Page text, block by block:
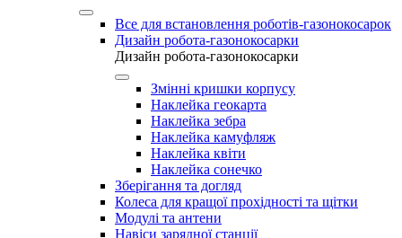
Все для встановлення роботів-газонокосарок
Дизайн робота-газонокосарки
Дизайн робота-газонокосарки
Змінні кришки корпусу
Наклейка геокарта
Наклейка зебра
Наклейка камуфляж
Наклейка квіти
Наклейка сонечко
Зберігання та догляд
Колеса для кращої прохідності та щітки
Модулі та антени
Навіси зарядної станції